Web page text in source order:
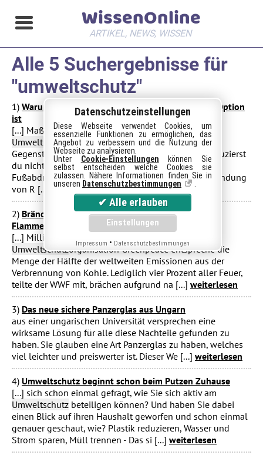
WissenOnline
ARTIKEL, NEWS, WISSEN
Alle 5 Suchergebnisse für
"umweltschutz"
1) Warum Reparieren statt wegwerfen die bessere Option
ist
[...] Maßnahmen, die einen großen Beitrag zum
Umweltschutzleisten können. Indem du defekte
Gegenstände reparierst anstatt sie zu entsorgen, reduzierst
du nicht nur deinen persönlichen ökologischen
Fußabdruck, sondern verhinderst auch die Verschwendung
von R [...] weiterlesen
2) Brände weltweit: Immer mehr Wälder fallen den
Flammen zum Opfer
[...] Milliarden Tonnen CO2 frei – nach Angaben der
Umweltschutzorganisation Greenpeace entspreche die
Menge der Hälfte der weltweiten Emissionen aus der
Verbrennung von Kohle. Lediglich vier Prozent aller Feuer,
teilte der WWF mit, brächen aufgrund na [...] weiterlesen
3) Das neue sichere Panzerglas aus Ungarn
aus einer ungarischen Universität versprechen eine
wirksame Lösung für alle diese Nachteile gefunden zu
haben. Sie glauben eine Art Panzerglas zu haben, welches
viel leichter und preiswerter ist. Dieser We [...] weiterlesen
4) Umweltschutz beginnt schon beim Putzen Zuhause
[...] sich schon einmal gefragt, wie Sie sich aktiv am
Umweltschutz beteiligen können? Und haben Sie dabei
einen Blick auf ihren Haushalt geworfen und schon einmal
genauer geschaut, wie? Plastik reduzieren, Wasser und
Strom sparen, Müll trennen - Das si [...] weiterlesen
Datenschutzeinstellungen
Diese Webseite verwendet Cookies, um
essenzielle Funktionen zu ermöglichen, das
Angebot zu verbessern und die Nutzung der
Webseite zu analysieren.
Unter Cookie-Einstellungen können Sie
selbst entscheiden welche Cookies sie
zulassen. Nähere Informationen finden Sie in
unseren Datenschutzbestimmungen
Impressum • Datenschutzbestimmungen